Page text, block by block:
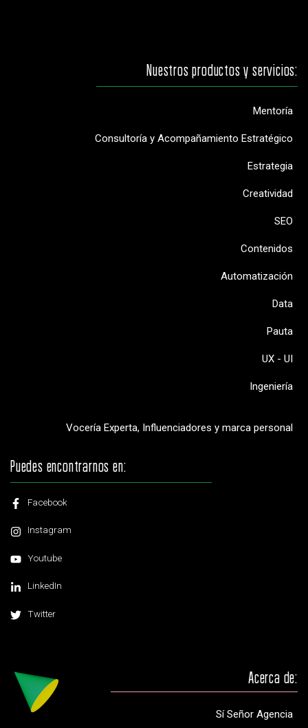
Nuestros productos y servicios:
Mentoría
Consultoría y Acompañamiento Estratégico
Estrategia
Creatividad
SEO
Contenidos
Automatización
Data
Pauta
UX - UI
Ingeniería
Vocería Experta, Influenciadores y marca personal
Puedes encontrarnos en:
Facebook
Instagram
Youtube
LinkedIn
Twitter
Acerca de:
Sí Señor Agencia